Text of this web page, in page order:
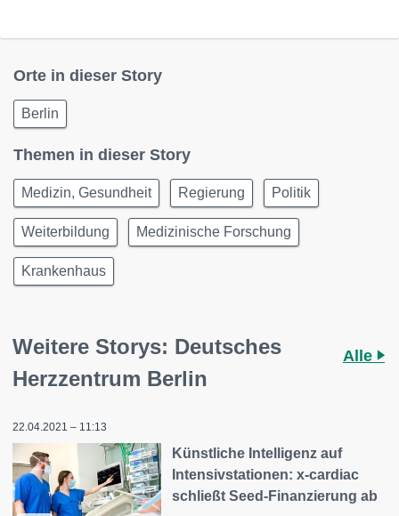
Orte in dieser Story
Berlin
Themen in dieser Story
Medizin, Gesundheit Regierung Politik
Weiterbildung Medizinische Forschung
Krankenhaus
Weitere Storys: Deutsches
Herzzentrum Berlin
Alle
22.04.2021 – 11:13
Künstliche Intelligenz auf
Intensivstationen: x-cardiac
schließt Seed-Finanzierung ab